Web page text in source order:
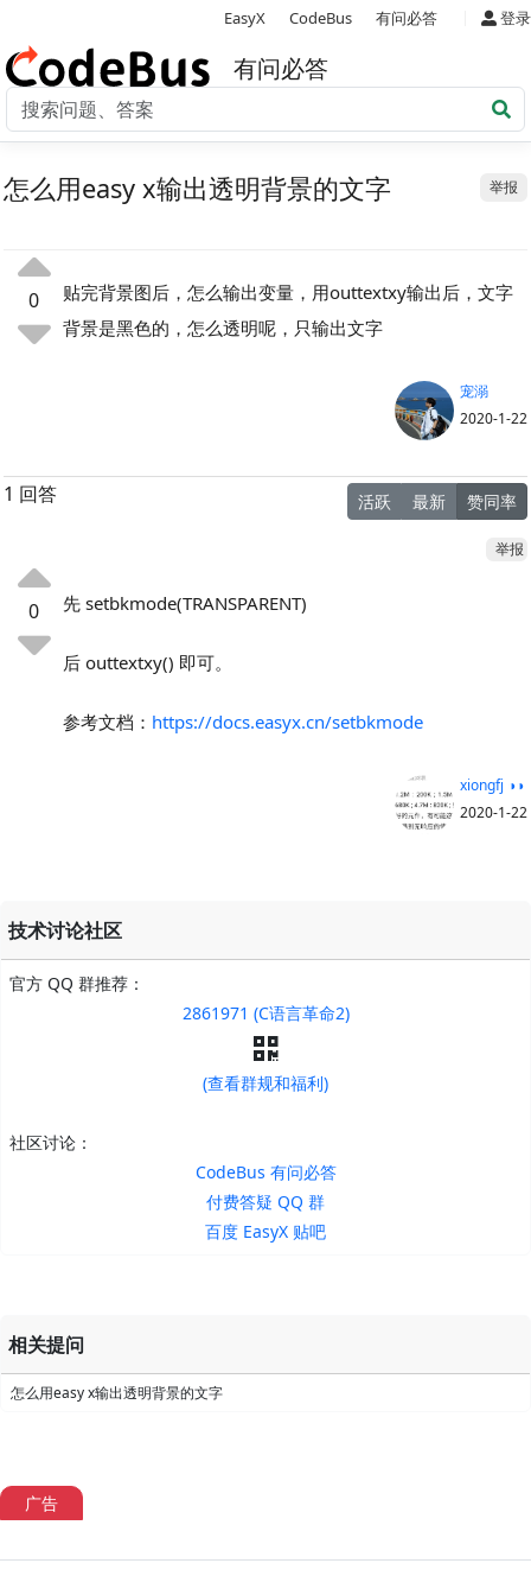
EasyX CodeBus 有问必答 登录
有问必答
举报
怎么用easy x输出透明背景的文字
0
贴完背景图后，怎么输出变量，用outtextxy输出后，文字
背景是黑色的，怎么透明呢，只输出文字
宠溺
2020-1-22
1 回答 活跃 最新 赞同率
举报
0 先 setbkmode(TRANSPARENT)
后 outtextxy() 即可。
参考文档： https://docs.easyx.cn/setbkmode
xiongfj ◑◑
2020-1-22
技术讨论社区
官方 QQ 群推荐：
2861971 (C语言革命2)
(查看群规和福利)
社区讨论：
CodeBus 有问必答
付费答疑 QQ 群
百度 EasyX 贴吧
相关提问
怎么用easy x输出透明背景的文字
广告